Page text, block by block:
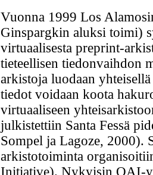
Vuonna 1999 Los
Ginspargkin aluksi toimi)
virtuaalisesta preprint-
tieteellisen tiedonvaihdon
arkistoja luodaan
tiedot voidaan koota
virtuaaliseen
julkistettiin Santa Fessä
Sompel ja Lagoze, 2000).
arkistotoiminta
Initiative). Nykyisin OAI-